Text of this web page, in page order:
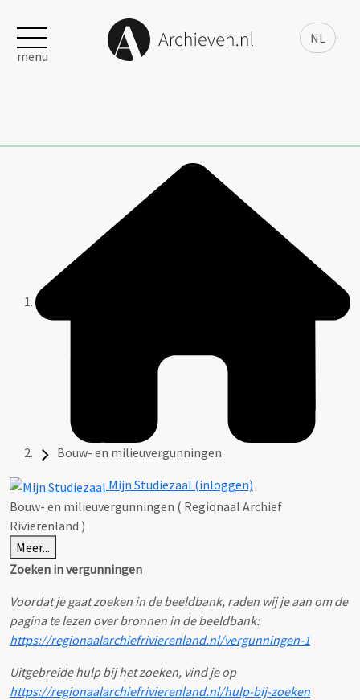
NL
menu
Bouw- en milieuvergunningen
Mijn Studiezaal (inloggen)
Bouw- en milieuvergunningen ( Regionaal Archief
Rivierenland )
Meer...
Zoeken in vergunningen
Voordat je gaat zoeken in de beeldbank, raden wij je aan om de
pagina te lezen over bronnen in de beeldbank:
https://regionaalarchiefrivierenland.nl/vergunningen-1
Uitgebreide hulp bij het zoeken, vind je op
https://regionaalarchiefrivierenland.nl/hulp-bij-zoeken